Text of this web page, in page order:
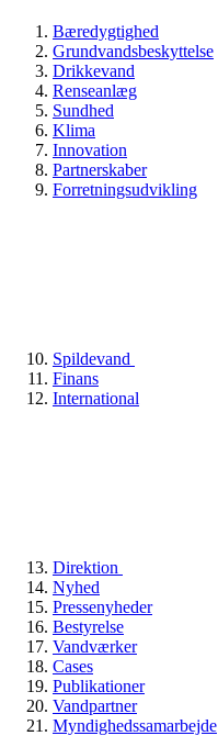
Bæredygtighed
Grundvandsbeskyttelse
Drikkevand
Renseanlæg
Sundhed
Klima
Innovation
Partnerskaber
Forretningsudvikling
Spildevand
Finans
International
Direktion
Nyhed
Pressenyheder
Bestyrelse
Vandværker
Cases
Publikationer
Vandpartner
Myndighedssamarbejde